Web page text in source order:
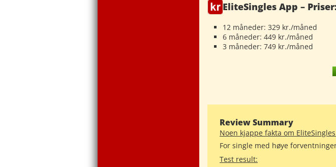
EliteSingles App –
12 måneder: 329 kr./måned
6 måneder: 449 kr./måned
3 måneder: 749 kr./måned
Review Summary
Noen kjappe fakta om
For single med høye
Test result: